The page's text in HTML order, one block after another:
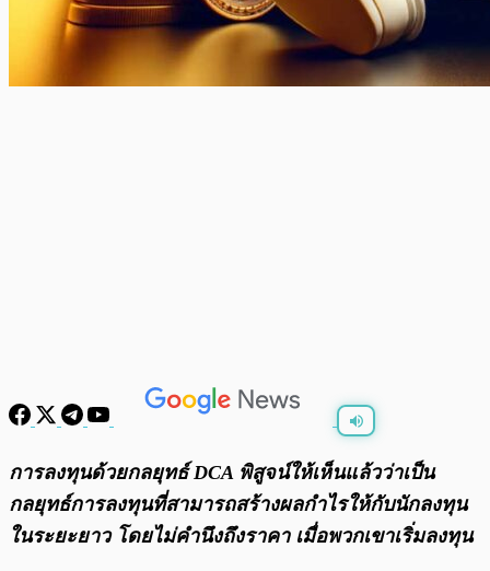
พร้อมเล่น 0:00 0:00
การลงทุนด้วยกลยุทธ์ DCA พิสูจน์ให้เห็นแล้วว่าเป็น
กลยุทธ์การลงทุนที่สามารถสร้างผลกำไรให้กับนักลงทุน
ในระยะยาว โดยไม่คำนึงถึงราคา เมื่อพวกเขาเริ่มลงทุน